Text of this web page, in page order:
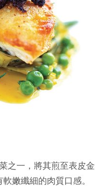
之一，將其煎至表皮金
嫩纖細的肉質口感。